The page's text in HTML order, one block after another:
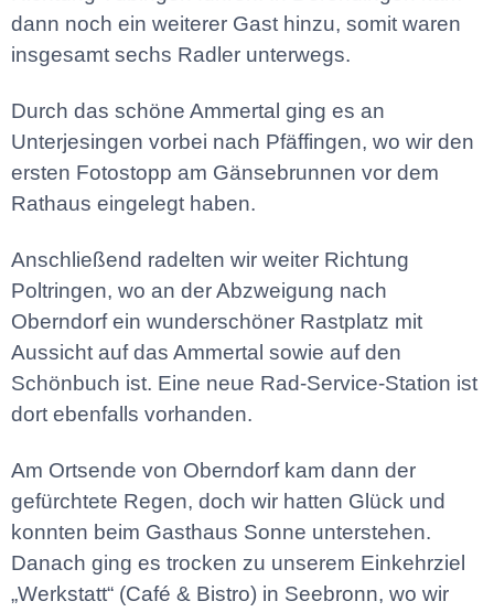
dann noch ein weiterer Gast hinzu, somit waren
insgesamt sechs Radler unterwegs.
Durch das schöne Ammertal ging es an
Unterjesingen vorbei nach Pfäffingen, wo wir den
ersten Fotostopp am Gänsebrunnen vor dem
Rathaus eingelegt haben.
Anschließend radelten wir weiter Richtung
Poltringen, wo an der Abzweigung nach
Oberndorf ein wunderschöner Rastplatz mit
Aussicht auf das Ammertal sowie auf den
Schönbuch ist. Eine neue Rad-Service-Station ist
dort ebenfalls vorhanden.
Am Ortsende von Oberndorf kam dann der
gefürchtete Regen, doch wir hatten Glück und
konnten beim Gasthaus Sonne unterstehen.
Danach ging es trocken zu unserem Einkehrziel
„Werkstatt“ (Café & Bistro) in Seebronn, wo wir